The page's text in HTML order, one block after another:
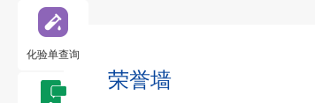
荣誉墙
化验单查询